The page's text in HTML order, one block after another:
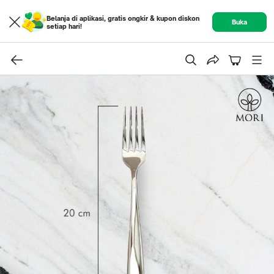
Belanja di aplikasi, gratis ongkir & kupon diskon
setiap hari!
Buka